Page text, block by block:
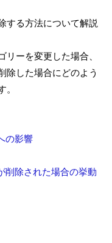
する方法について解説
ーを変更した場合、
除した場合にどのよう
の影響
削除された場合の挙動